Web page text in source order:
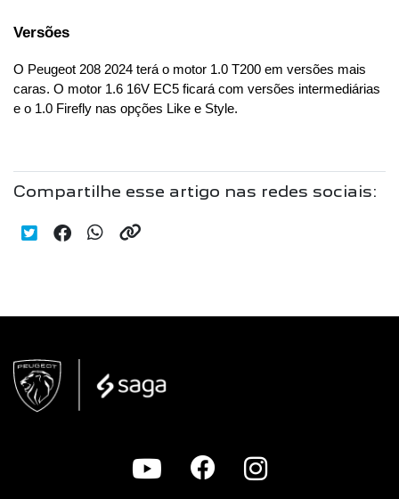
Versões
O Peugeot 208 2024 terá o motor 1.0 T200 em versões mais
caras. O motor 1.6 16V EC5 ficará com versões intermediárias
e o 1.0 Firefly nas opções Like e Style.
Compartilhe esse artigo nas redes sociais: